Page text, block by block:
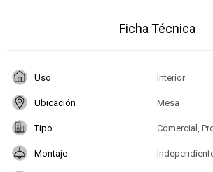
Ficha Técnica
Uso Interior
Ubicación Mesa
Tipo Comercial,
Montaje